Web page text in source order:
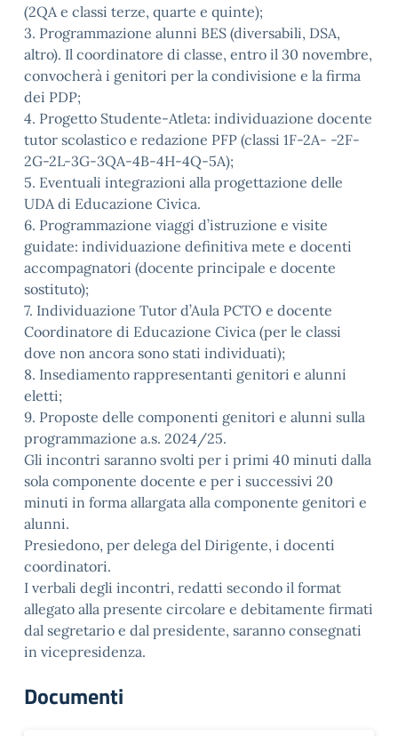
(2QA e classi terze, quarte e quinte);
3. Programmazione alunni BES (diversabili, DSA,
altro). Il coordinatore di classe, entro il 30 novembre,
convocherà i genitori per la condivisione e la firma
dei PDP;
4. Progetto Studente-Atleta: individuazione docente
tutor scolastico e redazione PFP (classi 1F-2A- -2F-
2G-2L-3G-3QA-4B-4H-4Q-5A);
5. Eventuali integrazioni alla progettazione delle
UDA di Educazione Civica.
6. Programmazione viaggi d’istruzione e visite
guidate: individuazione definitiva mete e docenti
accompagnatori (docente principale e docente
sostituto);
7. Individuazione Tutor d’Aula PCTO e docente
Coordinatore di Educazione Civica (per le classi
dove non ancora sono stati individuati);
8. Insediamento rappresentanti genitori e alunni
eletti;
9. Proposte delle componenti genitori e alunni sulla
programmazione a.s. 2024/25.
Gli incontri saranno svolti per i primi 40 minuti dalla
sola componente docente e per i successivi 20
minuti in forma allargata alla componente genitori e
alunni.
Presiedono, per delega del Dirigente, i docenti
coordinatori.
I verbali degli incontri, redatti secondo il format
allegato alla presente circolare e debitamente firmati
dal segretario e dal presidente, saranno consegnati
in vicepresidenza.
Documenti